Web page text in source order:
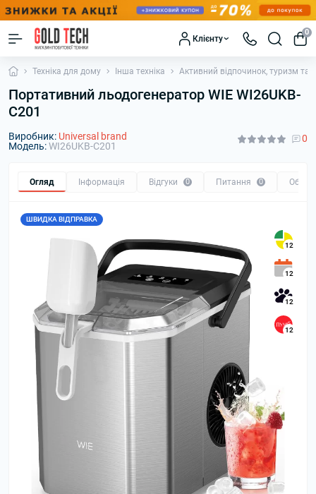
Клієнту
0
Техніка для дому Інша техніка Активний відпочинок, туризм та
Портативний льодогенератор WIE WI26UKB-
С201
Виробник: Universal brand
Модель:WI26UKB-С201
0
Огляд Інформація Відгуки 0 Питання 0 Обмін
ШВИДКА ВІДПРАВКА
12
12
12
12